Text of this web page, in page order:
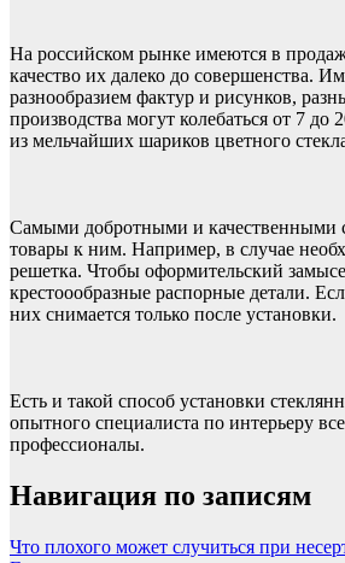
На российском рынке имеются в
качество их далеко до совершенства.
разнообразием фактур и рисунков,
производства могут колебаться от 7 до
из мельчайших шариков цветного
Самыми добротными и качественными
товары к ним. Например, в случае
решетка. Чтобы оформительский
крестоообразные распорные детали.
них снимается только после установки.
Есть и такой способ установки
опытного специалиста по интерьеру
профессионалы.
Навигация по записям
Что плохого может случиться при